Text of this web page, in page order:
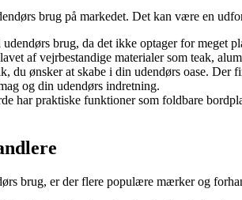
brug på markedet. Det kan være en
brug, da det ikke optager for meget
af vejrbestandige materialer som teak,
du ønsker at skabe i din udendørs oase. Der
og din udendørs indretning.
har praktiske funktioner som foldbare
brug, er der flere populære mærker og